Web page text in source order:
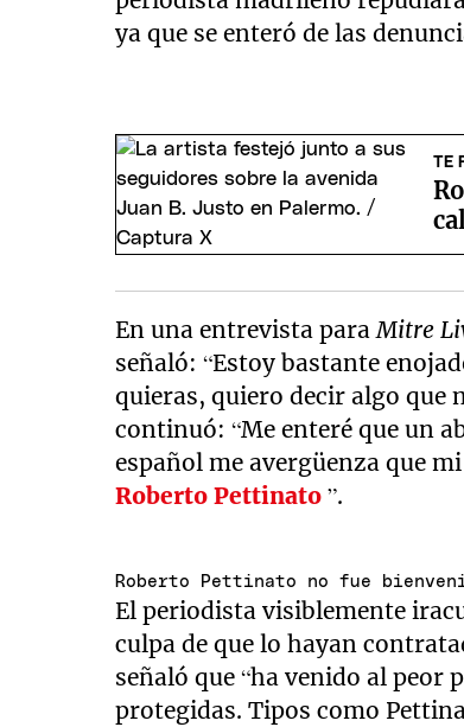
ya que se enteró de las
TE
En una entrevista paraMitre
señaló: “Estoy bastante
quieras, quiero decir algo que
continuó: “Me enteré que un
español me avergüenza que
Roberto Pettinato ”.
Roberto Pettinato no fue
El periodista visiblemente
culpa de que lo hayan
señaló que “ha venido al peor
protegidas. Tipos como